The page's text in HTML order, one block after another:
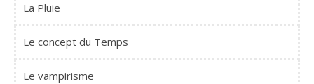
La Pluie
Le concept du Temps
Le vampirisme